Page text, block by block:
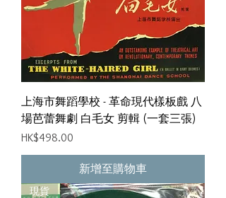
上海市舞蹈學校 - 革命現代樣板戲 八
場芭蕾舞劇 白毛女 剪輯 (一套三張)
價格
HK$498.00
新增至購物車
現貨